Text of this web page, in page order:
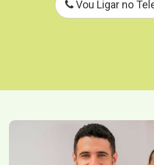
Vou Ligar no